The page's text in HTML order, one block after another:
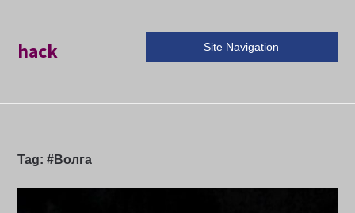
hack Site Navigation
Tag:#Волга